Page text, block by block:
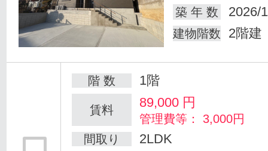
築 年 数
2026/
建物階数 2階建
階 数 1階
賃料 89,000 円
管理費等： 3,000円
間取り
2LDK